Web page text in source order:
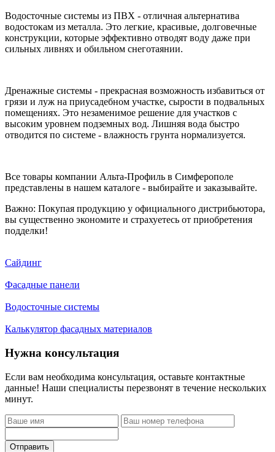
Водосточные системы из ПВХ - отличная альтернатива
водостокам из металла. Это легкие, красивые, долговечные
конструкции, которые эффективно отводят воду даже при
сильных ливнях и обильном снеготаянии.
Дренажные системы - прекрасная возможность избавиться от
грязи и луж на приусадебном участке, сырости в подвальных
помещениях. Это незаменимое решение для участков с
высоким уровнем подземных вод. Лишняя вода быстро
отводится по системе - влажность грунта нормализуется.
Все товары компании Альта-Профиль в Симферополе
представлены в нашем каталоге - выбирайте и заказывайте.
Важно: Покупая продукцию у официального дистрибьютора,
вы существенно экономите и страхуетесь от приобретения
подделки!
Сайдинг
Фасадные панели
Водосточные системы
Калькулятор фасадных материалов
Нужна консультация
Если вам необходима консультация, оставьте контактные
данные! Наши специалисты перезвонят в течение нескольких
минут.
Отправить